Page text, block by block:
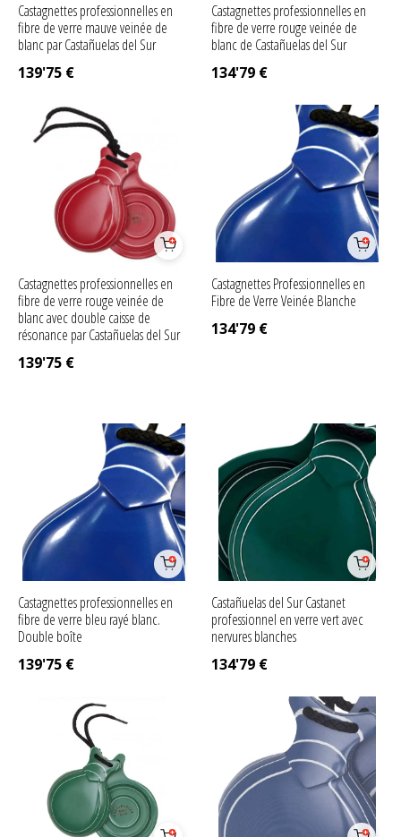
Castagnettes professionnelles en
fibre de verre mauve veinée de
blanc par Castañuelas del Sur
139'75 €
Castagnettes professionnelles en
fibre de verre rouge veinée de
blanc de Castañuelas del Sur
134'79 €
Castagnettes professionnelles en
fibre de verre rouge veinée de
blanc avec double caisse de
résonance par Castañuelas del Sur
139'75 €
Castagnettes Professionnelles en
Fibre de Verre Veinée Blanche
134'79 €
Castagnettes professionnelles en
fibre de verre bleu rayé blanc.
Double boîte
139'75 €
Castañuelas del Sur Castanet
professionnel en verre vert avec
nervures blanches
134'79 €